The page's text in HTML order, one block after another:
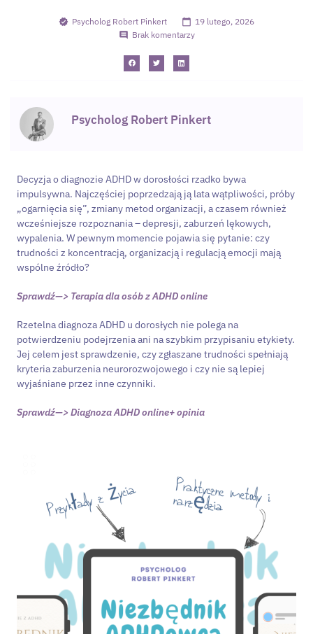
Psycholog Robert Pinkert
19 lutego, 2026
Brak komentarzy
Psycholog Robert Pinkert
Decyzja o diagnozie ADHD w dorosłości rzadko bywa
impulsywna. Najczęściej poprzedzają ją lata wątpliwości, próby
„ogarnięcia się”, zmiany metod organizacji, a czasem również
wcześniejsze rozpoznania – depresji, zaburzeń lękowych,
wypalenia. W pewnym momencie pojawia się pytanie: czy
trudności z koncentracją, organizacją i regulacją emocji mają
wspólne źródło?
Sprawdź—> Terapia dla osób z ADHD online
Rzetelna diagnoza ADHD u dorosłych nie polega na
potwierdzeniu podejrzenia ani na szybkim przypisaniu etykiety.
Jej celem jest sprawdzenie, czy zgłaszane trudności spełniają
kryteria zaburzenia neurorozwojowego i czy nie są lepiej
wyjaśniane przez inne czynniki.
Sprawdź—> Diagnoza ADHD online+ opinia